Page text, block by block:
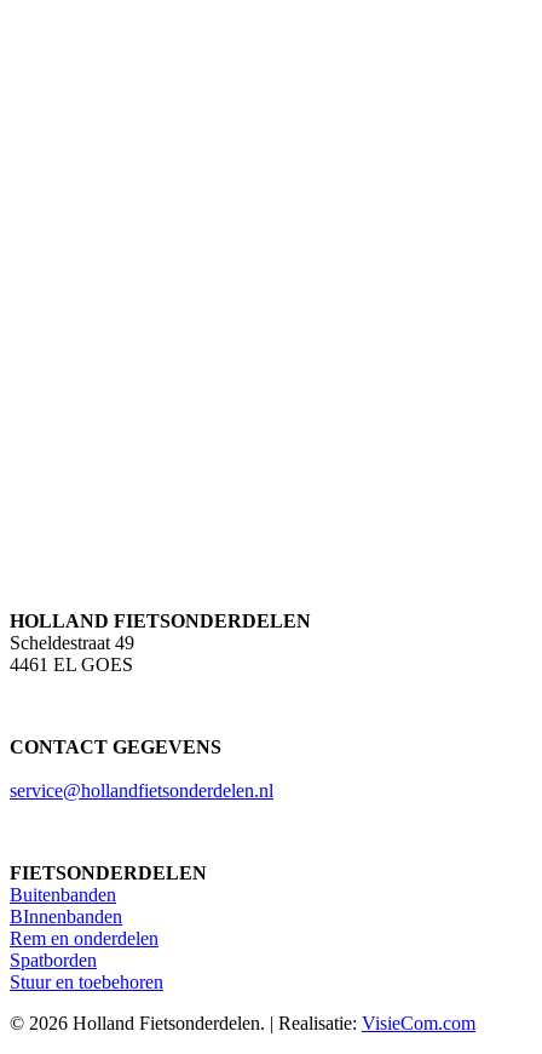
HOLLAND FIETSONDERDELEN
Scheldestraat 49
4461 EL GOES
CONTACT GEGEVENS
service@hollandfietsonderdelen.nl
FIETSONDERDELEN
Buitenbanden
BInnenbanden
Rem en onderdelen
Spatborden
Stuur en toebehoren
© 2026 Holland Fietsonderdelen. | Realisatie: VisieCom.com